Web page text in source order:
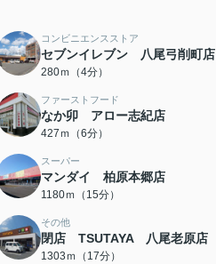
コンビニエンスストア
セブンイレブン 八尾弓削町店
280ｍ（4分）
ファーストフード
なか卯 アロー志紀店
427ｍ（6分）
スーパー
マンダイ 柏原本郷店
1180ｍ（15分）
その他
閉店 TSUTAYA 八尾老原店
1303ｍ（17分）